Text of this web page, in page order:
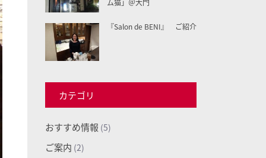
ム猫」＠大門
『Salon de BENI』 ご紹介
カテゴリ
おすすめ情報 (5)
ご案内 (2)